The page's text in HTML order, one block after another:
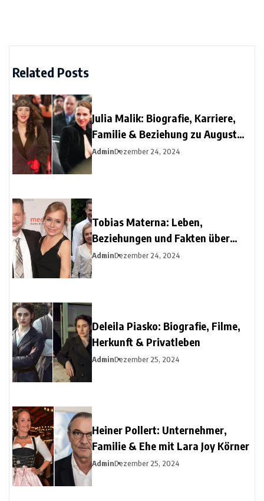
Related Posts
Julia Malik: Biografie, Karriere,
Familie & Beziehung zu August
Diehl
AdminDezember 24, 2024
Tobias Materna: Leben,
Beziehungen und Fakten über
Christine Urspruchs Ex-Ehemann
AdminDezember 24, 2024
Deleila Piasko: Biografie, Filme,
Herkunft & Privatleben
AdminDezember 25, 2024
Heiner Pollert: Unternehmer,
Familie & Ehe mit Lara Joy Körner
AdminDezember 25, 2024